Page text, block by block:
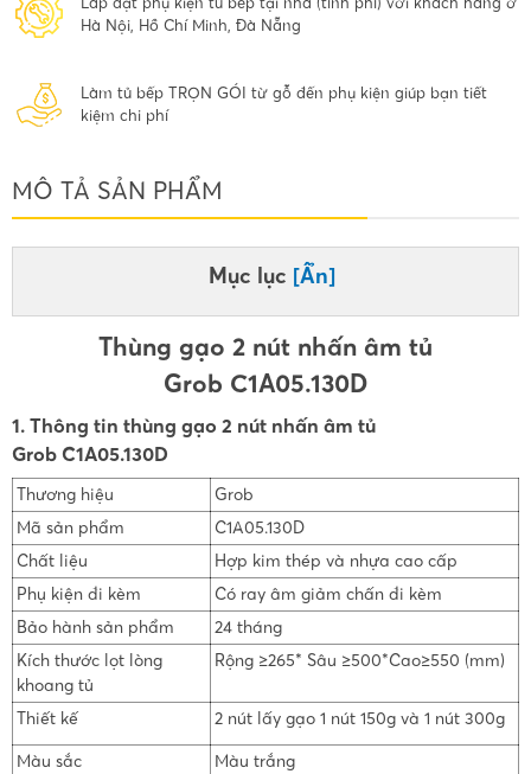
Hà Nội, Hồ Chí Minh, Đà Nẵng
Làm tủ bếp TRỌN GÓI từ gỗ đến phụ kiện giúp bạn tiết
kiệm chi phí
MÔ TẢ SẢN PHẨM
Mục lục [Ẩn]
Thùng gạo 2 nút nhấn âm tủ
Grob C1A05.130D
1. Thông tin thùng gạo 2 nút nhấn âm tủ
Grob C1A05.130D
Thương hiệu
Grob
Mã sản phẩm
C1A05.130D
Chất liệu
Hợp kim thép và nhựa cao cấp
Phụ kiện đi kèm
Có ray âm giảm chấn đi kèm
Bảo hành sản phẩm
24 tháng
Kích thước lọt lòng
khoang tủ
Rộng ≥265* Sâu ≥500*Cao≥550 (mm)
Thiết kế
2 nút lấy gạo 1 nút 150g và 1 nút 300g
Màu sắc
Màu trắng